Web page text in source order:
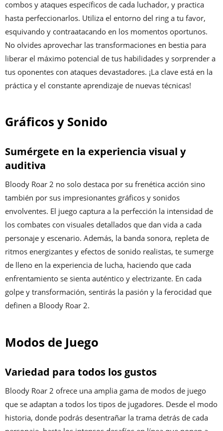
combos y ataques específicos de cada luchador, y practica
hasta perfeccionarlos. Utiliza el entorno del ring a tu favor,
esquivando y contraatacando en los momentos oportunos.
No olvides aprovechar las transformaciones en bestia para
liberar el máximo potencial de tus habilidades y sorprender a
tus oponentes con ataques devastadores. ¡La clave está en la
práctica y el constante aprendizaje de nuevas técnicas!
Gráficos y Sonido
Sumérgete en la experiencia visual y
auditiva
Bloody Roar 2 no solo destaca por su frenética acción sino
también por sus impresionantes gráficos y sonidos
envolventes. El juego captura a la perfección la intensidad de
los combates con visuales detallados que dan vida a cada
personaje y escenario. Además, la banda sonora, repleta de
ritmos energizantes y efectos de sonido realistas, te sumerge
de lleno en la experiencia de lucha, haciendo que cada
enfrentamiento se sienta auténtico y electrizante. En cada
golpe y transformación, sentirás la pasión y la ferocidad que
definen a Bloody Roar 2.
Modos de Juego
Variedad para todos los gustos
Bloody Roar 2 ofrece una amplia gama de modos de juego
que se adaptan a todos los tipos de jugadores. Desde el modo
historia, donde podrás desentrañar la trama detrás de cada